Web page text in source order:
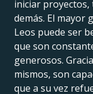
iniciar proyectos,
demás. El mayor
Leos puede ser
que son
generosos.
mismos, son
que a su vez